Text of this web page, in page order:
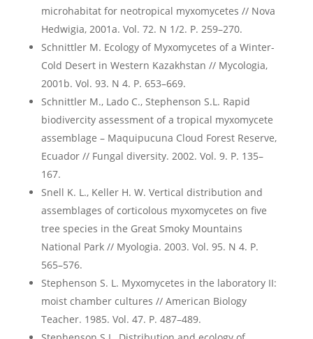
microhabitat for neotropical myxomycetes // Nova
Hedwigia, 2001a. Vol. 72. N 1/2. Р. 259–270.
Schnittler M. Ecology of Myxomycetes of a Winter-
Cold Desert in Western Kazakhstan // Mycologia,
2001b. Vol. 93. N 4. Р. 653–669.
Schnittler M., Lado C., Stephenson S.L. Rapid
biodivercity assessment of a tropical myxomycete
assemblage – Maquipucuna Cloud Forest Reserve,
Ecuador // Fungal diversity. 2002. Vol. 9. P. 135–
167.
Snell K. L., Keller H. W. Vertical distribution and
assemblages of corticolous myxomycetes on five
tree species in the Great Smoky Mountains
National Park // Myologia. 2003. Vol. 95. N 4. P.
565–576.
Stephenson S. L. Myxomycetes in the laboratory II:
moist chamber cultures // American Biology
Teacher. 1985. Vol. 47. P. 487–489.